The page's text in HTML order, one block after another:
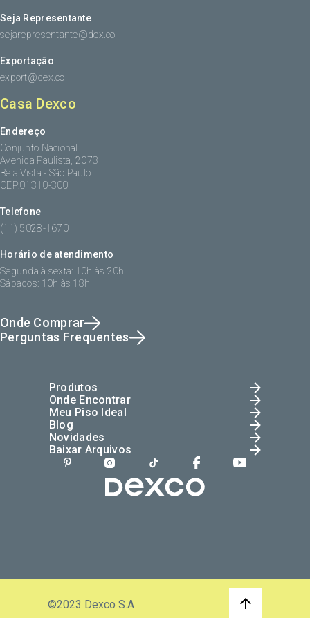
Seja Representante
sejarepresentante@dex.co
Exportação
export@dex.co
Casa Dexco
Endereço
Conjunto Nacional
Avenida Paulista, 2073
Bela Vista - São Paulo
CEP:01310-300
Telefone
(11) 5028-1670
Horário de atendimento
Segunda à sexta: 10h às 20h
Sábados: 10h às 18h
Onde Comprar
Perguntas Frequentes
Produtos
Onde Encontrar
Meu Piso Ideal
Blog
Novidades
Baixar Arquivos
©2023 Dexco S.A